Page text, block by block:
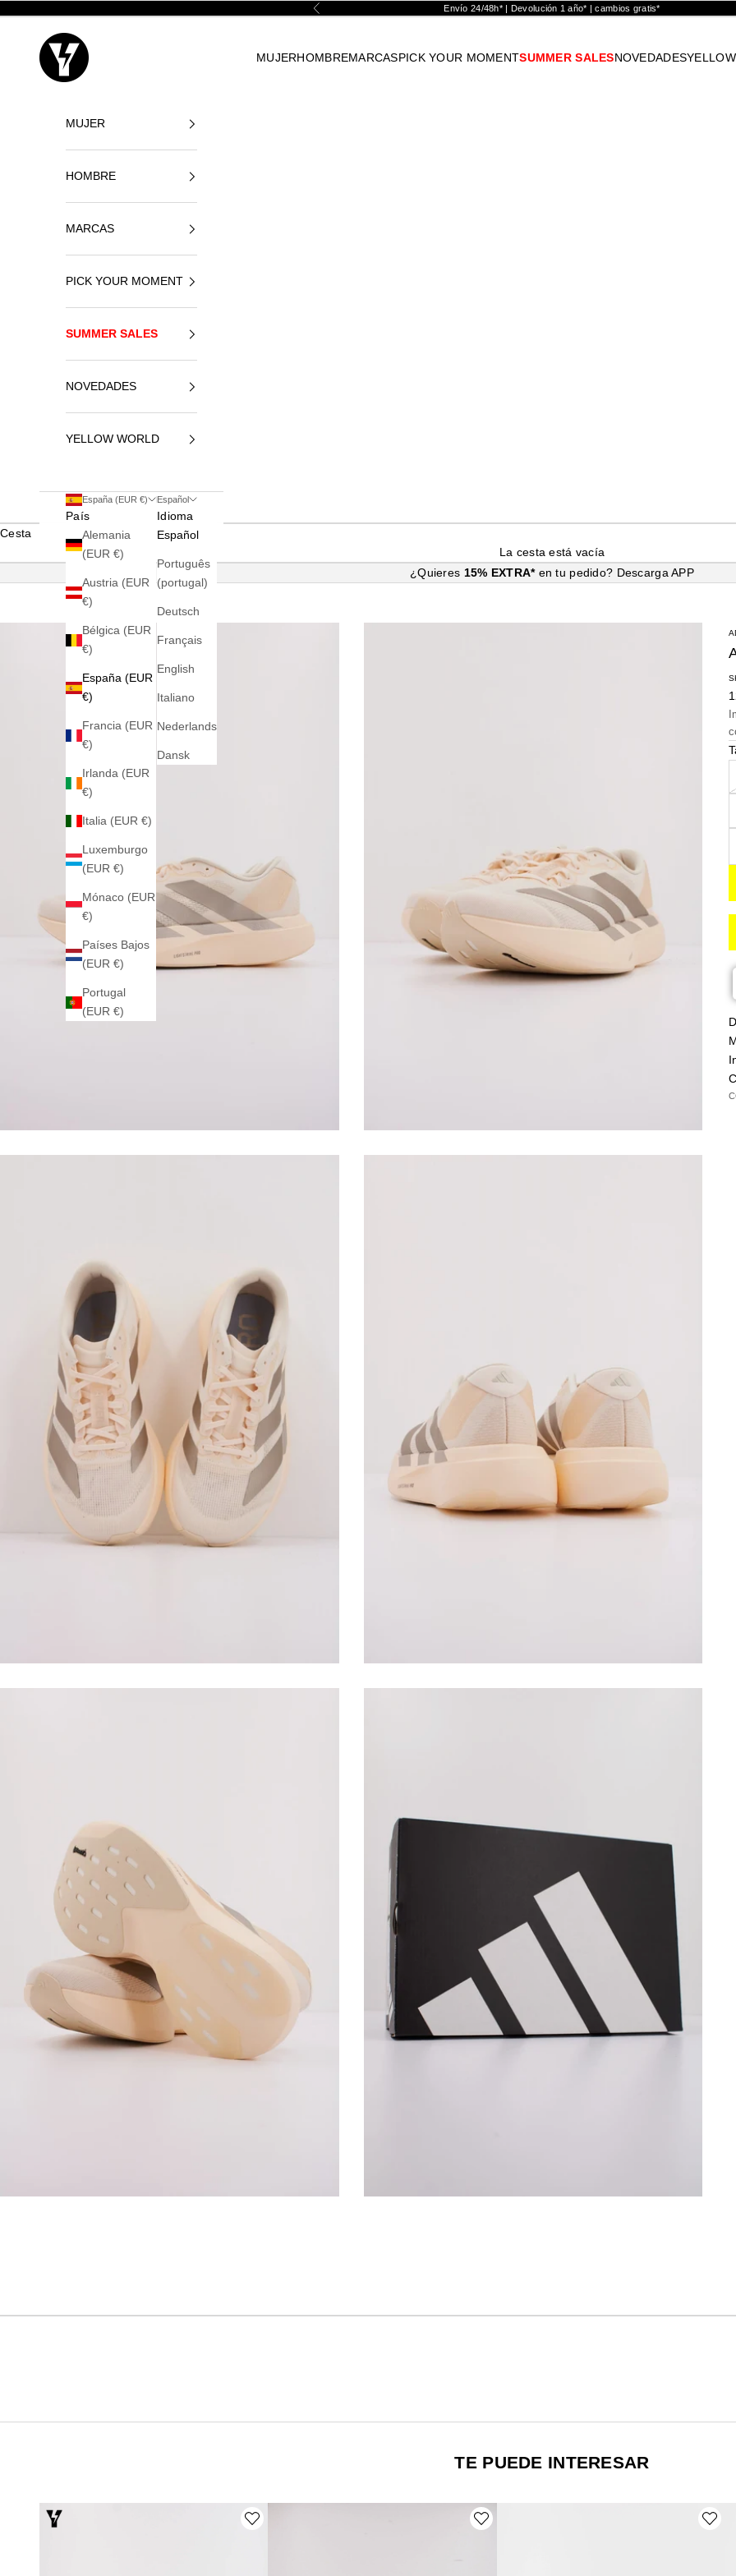
Anterior Envío 24/48h* | Devolución 1 año* | cambios gratis*
Yellowshop
MUJERHOMBREMARCASPICK YOUR MOMENTSUMMER SALESNOVEDADES
MUJER
HOMBRE
MARCAS
PICK YOUR MOMENT
SUMMER SALES
NOVEDADES
YELLOW WORLD
España (EUR €)
País
Alemania
(EUR €)
Austria (EUR
€)
Bélgica (EUR
€)
España (EUR
€)
Francia (EUR
€)
Irlanda (EUR
€)
Italia (EUR €)
Luxemburgo
(EUR €)
Mónaco (EUR
€)
Países Bajos
(EUR €)
Portugal
(EUR €)
Español
Idioma
Español
Português
(portugal)
Deutsch
Français
English
Italiano
Nederlands
Dansk
Cesta
La cesta está vacía
¿Quieres 15% EXTRA* en tu pedido? Descarga APP
TE PUEDE INTERESAR